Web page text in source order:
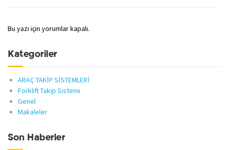
Bu yazı için yorumlar kapalı.
Kategoriler
ARAÇ TAKİP SİSTEMLERİ
Forklift Takip Sistemi
Genel
Makaleler
Son Haberler